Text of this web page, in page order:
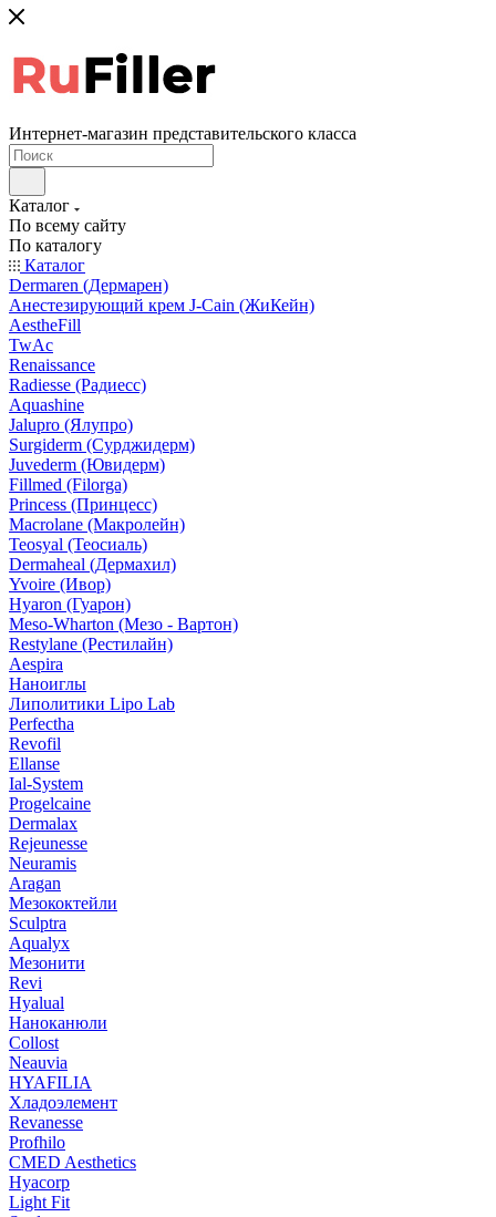
Интернет-магазин представительского класса
Каталог
По всему сайту
По каталогу
Каталог
Dermaren (Дермарен)
Анестезирующий крем J-Cain (ЖиКейн)
AestheFill
TwAc
Renaissance
Radiesse (Радиесс)
Aquashine
Jalupro (Ялупро)
Surgiderm (Сурджидерм)
Juvederm (Ювидерм)
Fillmed (Filorga)
Princess (Принцесс)
Macrolane (Макролейн)
Teosyal (Теосиаль)
Dermaheal (Дермахил)
Yvoire (Ивор)
Hyaron (Гуарон)
Meso-Wharton (Мезо - Вартон)
Restylane (Рестилайн)
Aespira
Наноиглы
Липолитики Lipo Lab
Perfectha
Revofil
Ellanse
Ial-System
Progelcaine
Dermalax
Rejeunesse
Neuramis
Aragan
Мезококтейли
Sculptra
Aqualyx
Мезонити
Revi
Hyalual
Наноканюли
Collost
Neauvia
HYAFILIA
Хладоэлемент
Revanesse
Profhilo
CMED Aesthetics
Hyacorp
Light Fit